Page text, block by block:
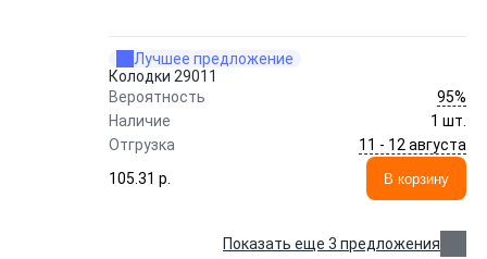
Лучшее предложение
Колодки 29011
Вероятность
95%
Наличие
1 шт.
Отгрузка
11 - 12 августа
105.31 p.
В корзину
Показать еще 3 предложения